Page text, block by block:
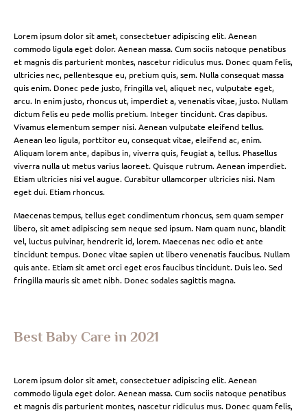
Lorem ipsum dolor sit amet, consectetuer adipiscing elit. Aenean
commodo ligula eget dolor. Aenean massa. Cum sociis natoque penatibus
et magnis dis parturient montes, nascetur ridiculus mus. Donec quam felis,
ultricies nec, pellentesque eu, pretium quis, sem. Nulla consequat massa
quis enim. Donec pede justo, fringilla vel, aliquet nec, vulputate eget,
arcu. In enim justo, rhoncus ut, imperdiet a, venenatis vitae, justo. Nullam
dictum felis eu pede mollis pretium. Integer tincidunt. Cras dapibus.
Vivamus elementum semper nisi. Aenean vulputate eleifend tellus.
Aenean leo ligula, porttitor eu, consequat vitae, eleifend ac, enim.
Aliquam lorem ante, dapibus in, viverra quis, feugiat a, tellus. Phasellus
viverra nulla ut metus varius laoreet. Quisque rutrum. Aenean imperdiet.
Etiam ultricies nisi vel augue. Curabitur ullamcorper ultricies nisi. Nam
eget dui. Etiam rhoncus.
Maecenas tempus, tellus eget condimentum rhoncus, sem quam semper
libero, sit amet adipiscing sem neque sed ipsum. Nam quam nunc, blandit
vel, luctus pulvinar, hendrerit id, lorem. Maecenas nec odio et ante
tincidunt tempus. Donec vitae sapien ut libero venenatis faucibus. Nullam
quis ante. Etiam sit amet orci eget eros faucibus tincidunt. Duis leo. Sed
fringilla mauris sit amet nibh. Donec sodales sagittis magna.
Best Baby Care in 2021
Lorem ipsum dolor sit amet, consectetuer adipiscing elit. Aenean
commodo ligula eget dolor. Aenean massa. Cum sociis natoque penatibus
et magnis dis parturient montes, nascetur ridiculus mus. Donec quam felis,